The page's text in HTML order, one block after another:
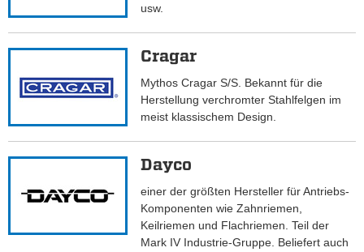
usw.
Cragar
Mythos Cragar S/S. Bekannt für die
Herstellung verchromter Stahlfelgen im
meist klassischem Design.
Dayco
einer der größten Hersteller für Antriebs-
Komponenten wie Zahnriemen,
Keilriemen und Flachriemen. Teil der
Mark IV Industrie-Gruppe. Beliefert auch